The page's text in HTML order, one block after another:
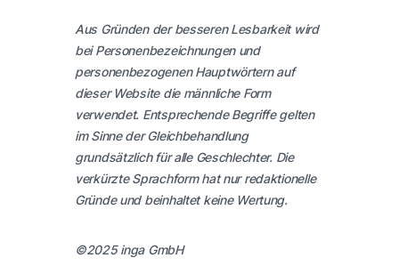
Aus Gründen der besseren Lesbarkeit wird
bei Personenbezeichnungen und
personenbezogenen Hauptwörtern auf
dieser Website die männliche Form
verwendet. Entsprechende Begriffe gelten
im Sinne der Gleichbehandlung
grundsätzlich für alle Geschlechter. Die
verkürzte Sprachform hat nur redaktionelle
Gründe und beinhaltet keine Wertung.
©2025 inga GmbH